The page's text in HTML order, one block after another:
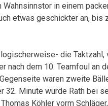
Wahnsinnstor in einem
etwas geschickter an, bis
die
nach dem 10. Teamfoul an
waren zweite
32. Minute wurde Rath bei
Köhler vorm